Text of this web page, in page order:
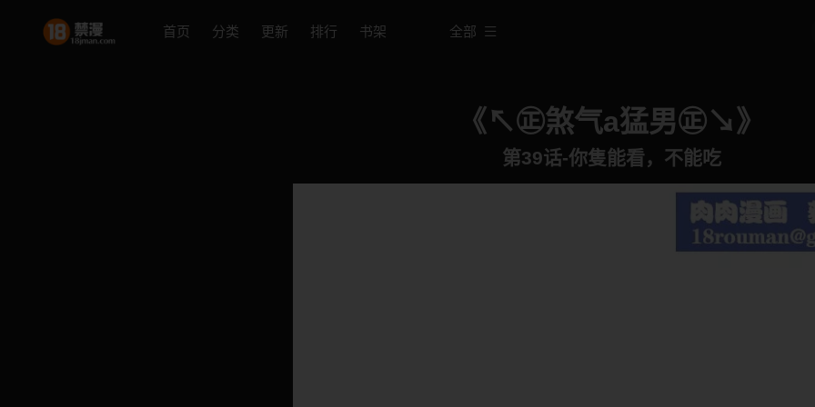
首页 分类 更新 排行 书架 全部
《↖㊣煞气a猛男㊣↘》
第39话-你隻能看，不能吃